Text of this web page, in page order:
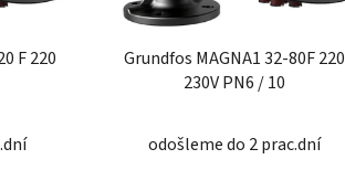
d
u
F 220
Grundfos MAGNA1 32-80F 220
230V PN6 / 10
odošleme do 2 prac.dní